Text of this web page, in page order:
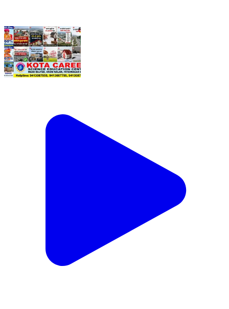
Udaipur Property Gets Costlier | DLC Rates